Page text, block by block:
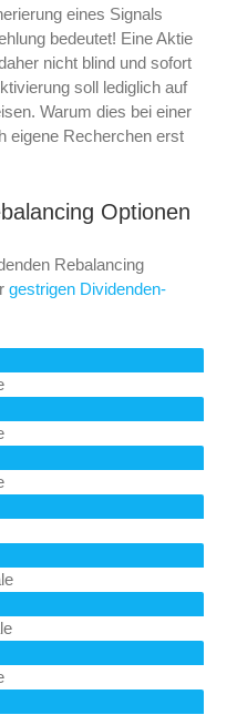
eines Signals
bedeutet! Eine Aktie
nicht blind und sofort
soll lediglich auf
Warum dies bei einer
eigene Recherchen erst
Optionen
Rebalancing
gestrigen Dividenden-